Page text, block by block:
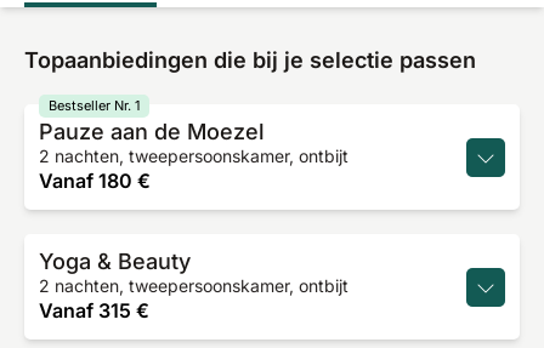
Topaanbiedingen die bij je selectie passen
Pauze aan de Moezel
2 nachten, tweepersoonskamer, ontbijt
Vanaf 180 €
Bestseller Nr. 1
Yoga & Beauty
2 nachten, tweepersoonskamer, ontbijt
Vanaf 315 €